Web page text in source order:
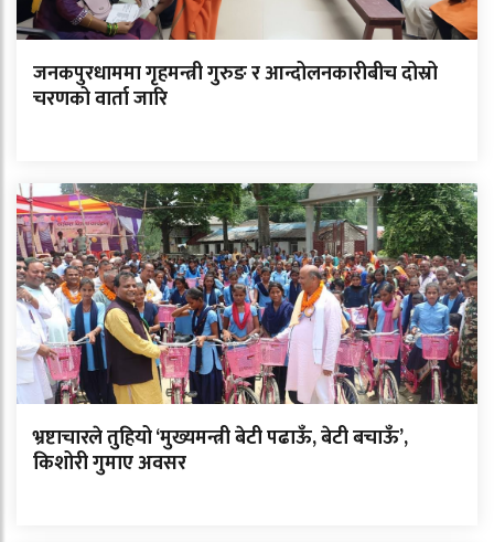
जनकपुरधाममा गृहमन्त्री गुरुङ र आन्दोलनकारीबीच दोस्रो
चरणको वार्ता जारि
भ्रष्टाचारले तुहियो ‘मुख्यमन्त्री बेटी पढाऊँ, बेटी बचाऊँ’,
किशोरी गुमाए अवसर